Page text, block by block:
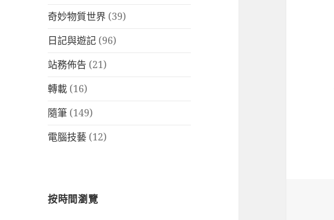
奇妙物質世界 (39)
日記與遊記 (96)
站務佈告 (21)
轉載 (16)
隨筆 (149)
電腦技藝 (12)
按時間瀏覽